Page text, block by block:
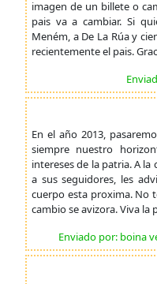
imagen de un billete o
pais va a cambiar. Si
Meném, a De La Rúa y
recientemente el pais.
En el año 2013,
siempre nuestro
intereses de la patria. A
a sus seguidores, les
cuerpo esta proxima. No
cambio se avizora. Viva la
Enviado por: boina